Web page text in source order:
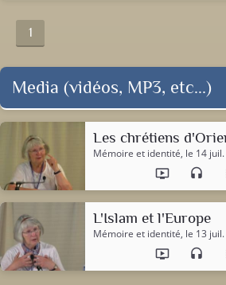
1
Media (vidéos, MP3, etc...)
Les chrétiens
Mémoire et identité, le 14
ondemand_video headset
L'Islam et l'Europe
Mémoire et identité, le 13
ondemand_video headset